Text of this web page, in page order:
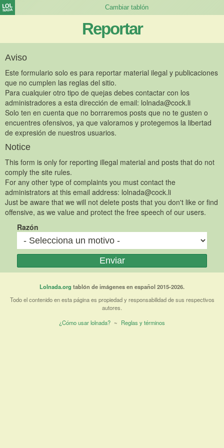
Reportar
Aviso
Este formulario solo es para reportar material ilegal y publicaciones
que no cumplen las reglas del sitio.
Para cualquier otro tipo de quejas debes contactar con los
administradores a esta dirección de email: lolnada@cock.li
Solo ten en cuenta que no borraremos posts que no te gusten o
encuentres ofensivos, ya que valoramos y protegemos la libertad
de expresión de nuestros usuarios.
Notice
This form is only for reporting illegal material and posts that do not
comply the site rules.
For any other type of complaints you must contact the
administrators at this email address: lolnada@cock.li
Just be aware that we will not delete posts that you don't like or find
offensive, as we value and protect the free speech of our users.
Razón
Lolnada.org tablón de imágenes en español 2015-2026.
Todo el contenido en esta página es propiedad y responsabilidad de sus respectivos
autores.
¿Cómo usar lolnada? ~ Reglas y términos